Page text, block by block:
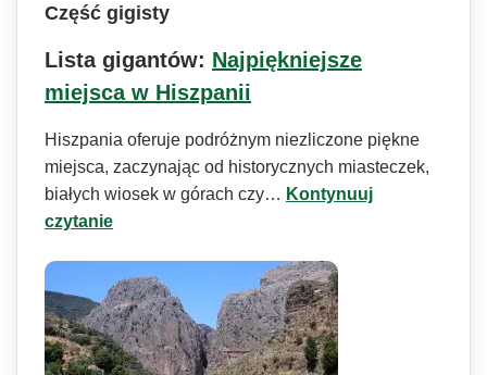
Część gigisty
Lista gigantów: Najpiękniejsze
miejsca w Hiszpanii
Hiszpania oferuje podróżnym niezliczone piękne
miejsca, zaczynając od historycznych miasteczek,
białych wiosek w górach czy… Kontynuuj
czytanie